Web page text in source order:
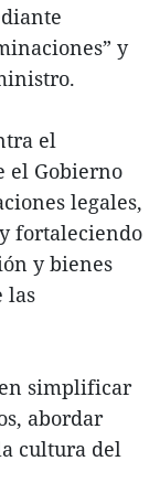
y
el
el Gobierno
legales,
fortaleciendo
y bienes
las
simplificar
abordar
cultura del